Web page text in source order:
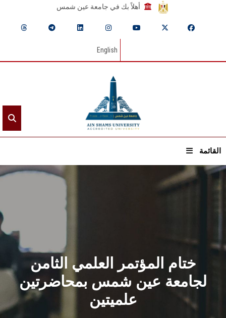
أهلاً بك في جامعة عين شمس
English
القائمة
الرئيسيـة
القطاعـات
الشئون الأكاديمية
البحث العلمي
ختام المؤتمر العلمي الثامن
لجامعة عين شمس بمحاضرتين
علميتين